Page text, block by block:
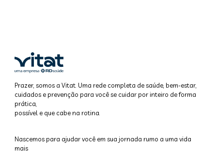
Prazer, somos a Vitat. Uma rede completa de saúde, bem-estar,
cuidados e prevenção para você se cuidar por inteiro de forma
prática,
possível e que cabe na rotina.
Nascemos para ajudar você em sua jornada rumo a uma vida
mais